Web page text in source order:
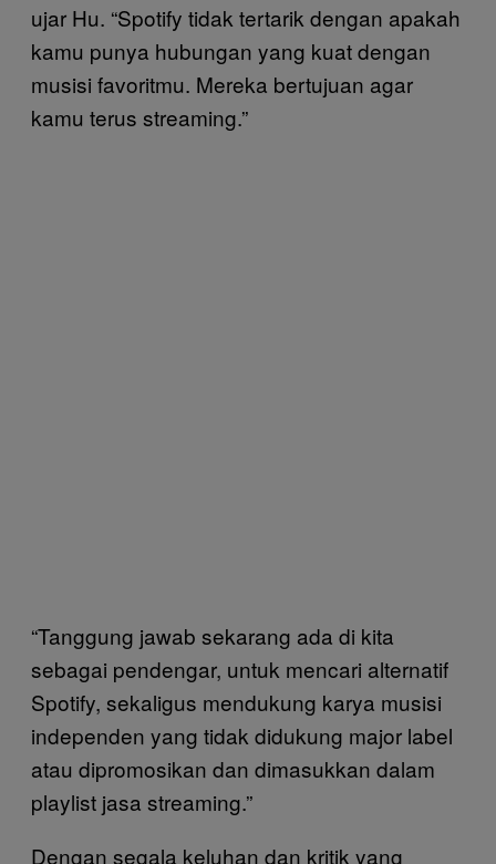
ujar Hu. “Spotify tidak tertarik dengan apakah
kamu punya hubungan yang kuat dengan
musisi favoritmu. Mereka bertujuan agar
kamu terus streaming.”
“Tanggung jawab sekarang ada di kita
sebagai pendengar, untuk mencari alternatif
Spotify, sekaligus mendukung karya musisi
independen yang tidak didukung major label
atau dipromosikan dan dimasukkan dalam
playlist jasa streaming.”
Dengan segala keluhan dan kritik yang